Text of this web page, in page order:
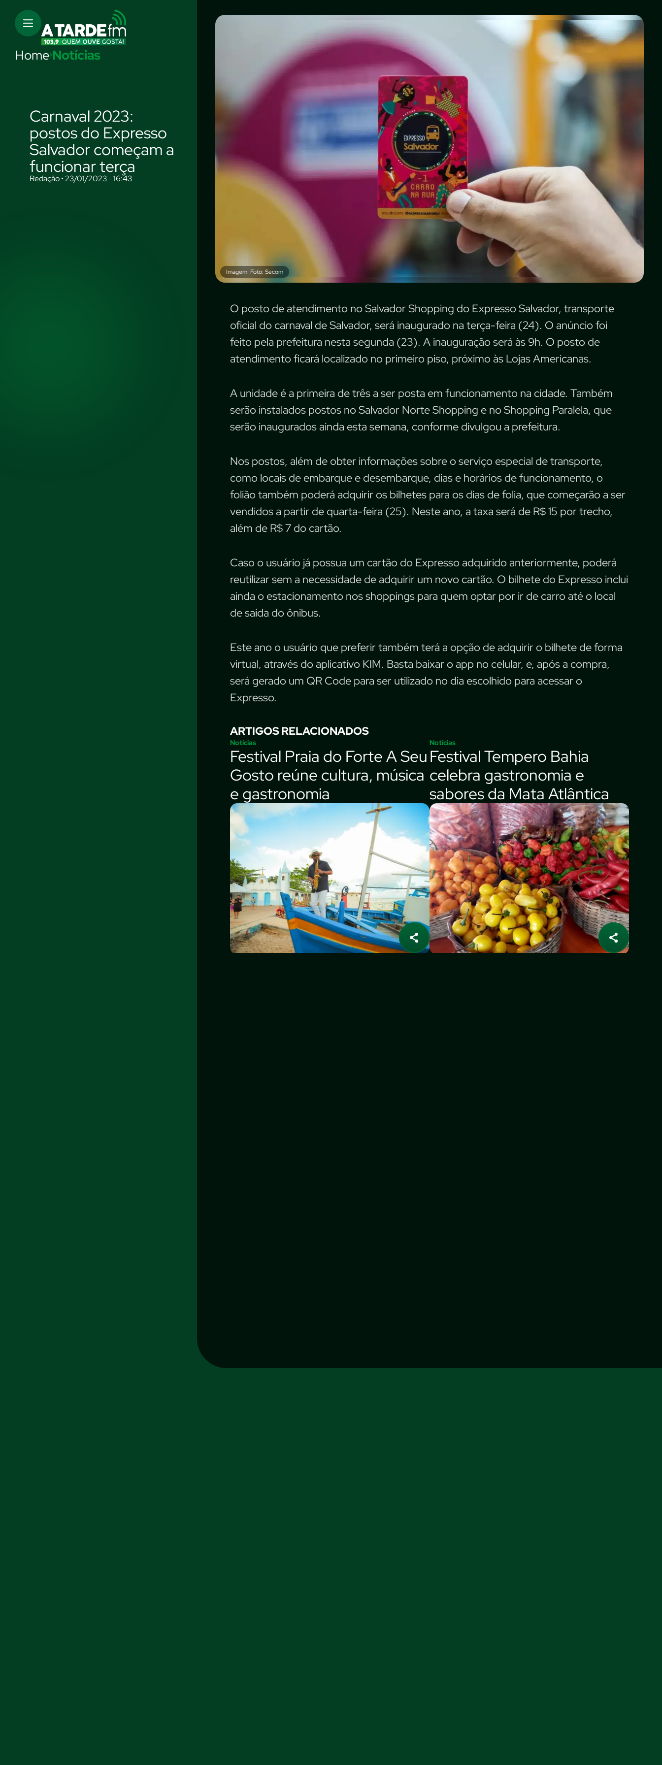
Home Notícias
Carnaval 2023:
postos do Expresso
Salvador começam a
funcionar terça
Redação • 23/01/2023 - 16:43
Imagem: Foto: Secom
O posto de atendimento no Salvador Shopping do Expresso Salvador, transporte
oficial do carnaval de Salvador, será inaugurado na terça-feira (24). O anúncio foi
feito pela prefeitura nesta segunda (23). A inauguração será às 9h. O posto de
atendimento ficará localizado no primeiro piso, próximo às Lojas Americanas.
A unidade é a primeira de três a ser posta em funcionamento na cidade. Também
serão instalados postos no Salvador Norte Shopping e no Shopping Paralela, que
serão inaugurados ainda esta semana, conforme divulgou a prefeitura.
Nos postos, além de obter informações sobre o serviço especial de transporte,
como locais de embarque e desembarque, dias e horários de funcionamento, o
folião também poderá adquirir os bilhetes para os dias de folia, que começarão a ser
vendidos a partir de quarta-feira (25). Neste ano, a taxa será de R$ 15 por trecho,
além de R$ 7 do cartão.
Caso o usuário já possua um cartão do Expresso adquirido anteriormente, poderá
reutilizar sem a necessidade de adquirir um novo cartão. O bilhete do Expresso inclui
ainda o estacionamento nos shoppings para quem optar por ir de carro até o local
de saída do ônibus.
Este ano o usuário que preferir também terá a opção de adquirir o bilhete de forma
virtual, através do aplicativo KIM. Basta baixar o app no celular, e, após a compra,
será gerado um QR Code para ser utilizado no dia escolhido para acessar o
Expresso.
ARTIGOS RELACIONADOS
Notícias
Festival Praia do Forte A Seu
Gosto reúne cultura, música
e gastronomia
Notícias
Festival Tempero Bahia
celebra gastronomia e
sabores da Mata Atlântica